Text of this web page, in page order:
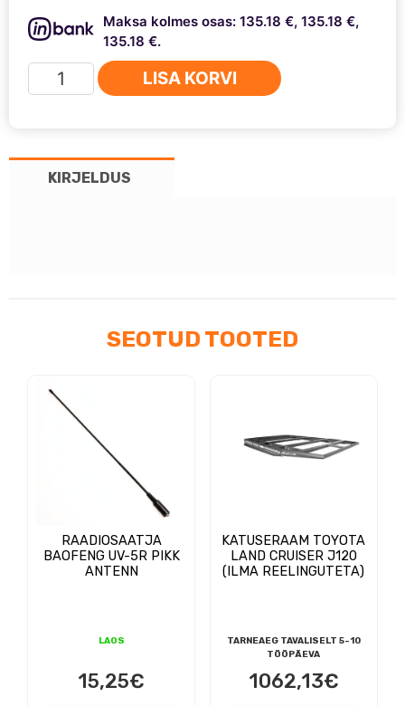
Maksa kolmes osas: 135.18 €, 135.18 €,
135.18 €.
President
Mc
AM/FM/SSB
12/24V
LISA KORVI
KIRJELDUS
SEOTUD TOOTED
RAADIOSAATJA
BAOFENG UV-5R PIKK
ANTENN
LAOS
15,25€
KATUSERAAM TOYOTA
LAND CRUISER J120
(ILMA REELINGUTETA)
TARNEAEG TAVALISELT 5-10
TÖÖPÄEVA
1062,13€